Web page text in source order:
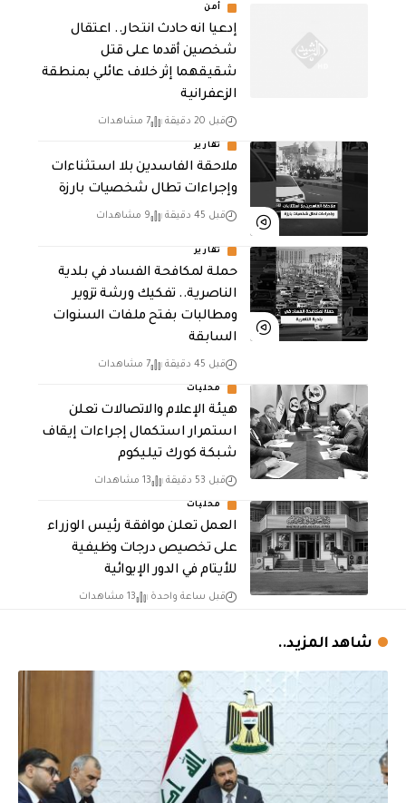
أمن
إدعيا انه حادث انتحار.. اعتقال
شخصين أقدما على قتل
شقيقهما إثر خلاف عائلي بمنطقة
الزعفرانية
قبل 20 دقيقة 7 مشاهدات
تقارير
ملاحقة الفاسدين بلا استثناءات
وإجراءات تطال شخصيات بارزة
قبل 45 دقيقة 9 مشاهدات
تقارير
حملة لمكافحة الفساد في بلدية
الناصرية.. تفكيك ورشة تزوير
ومطالبات بفتح ملفات السنوات
السابقة
قبل 45 دقيقة 7 مشاهدات
محليات
هيئة الإعلام والاتصالات تعلن
استمرار استكمال إجراءات إيقاف
شبكة كورك تيليكوم
قبل 53 دقيقة 13 مشاهدات
محليات
العمل تعلن موافقة رئيس الوزراء
على تخصيص درجات وظيفية
للأيتام في الدور الإيوائية
قبل ساعة واحدة 13 مشاهدات
شاهد المزيد..